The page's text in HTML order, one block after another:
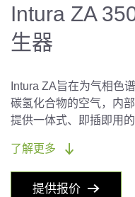
Intura ZA
生器
Intura ZA旨在为气相色
碳氢化合物的空气，内
提供一体式、即插即用的
了解更多
提供报价